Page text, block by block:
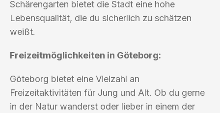
Schärengarten bietet die Stadt eine hohe
Lebensqualität, die du sicherlich zu schätzen
weißt.
Freizeitmöglichkeiten in Göteborg:
Göteborg bietet eine Vielzahl an
Freizeitaktivitäten für Jung und Alt. Ob du gerne
in der Natur wanderst oder lieber in einem der